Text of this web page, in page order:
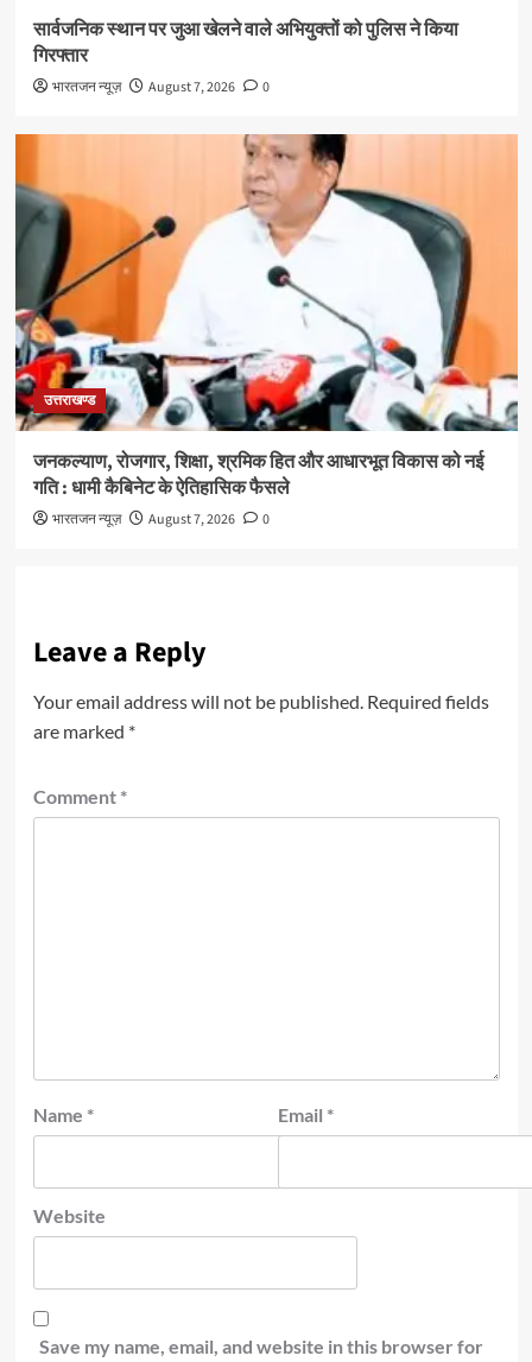
सार्वजनिक स्थान पर जुआ खेलने वाले अभियुक्तों को पुलिस ने किया
गिरफ्तार
भारतजन न्यूज़ August 7, 2026 0
उत्तराखण्ड
जनकल्याण, रोजगार, शिक्षा, श्रमिक हित और आधारभूत विकास को नई
गति : धामी कैबिनेट के ऐतिहासिक फैसले
भारतजन न्यूज़ August 7, 2026 0
Leave a Reply
Your email address will not be published. Required fields
are marked *
Comment *
Name * Email *
Website
Save my name, email, and website in this browser for